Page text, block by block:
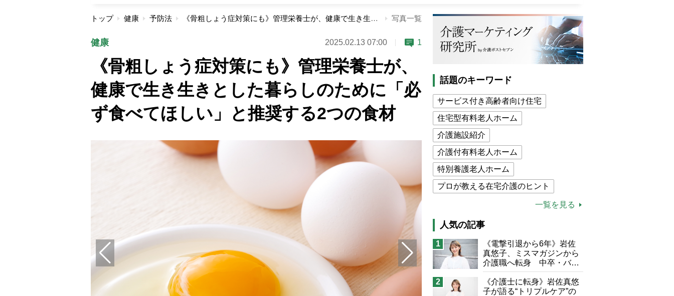
トップ 健康 予防法 《骨粗しょう症対策にも》管理栄養士が、健康で生き生きとした暮らしのために「必ず食べてほしい」と推奨する2つの食材 写真一覧
健康 2025.02.13 07:00 1
《骨粗しょう症対策にも》管理栄養士が、
健康で生き生きとした暮らしのために「必
ず食べてほしい」と推奨する2つの食材
話題のキーワード
サービス付き高齢者向け住宅
住宅型有料老人ホーム
介護施設紹介
介護付有料老人ホーム
特別養護老人ホーム
プロが教える在宅介護のヒント
介護食
高木ブー
ケアマネジャー
猫が母になつきません
息子の遠距離介護サバイバル術
兄がボケました
便利なサービス
予防法
一覧を見る
人気の記事
1
《電撃引退から6年》岩佐
真悠子、ミスマガジンから
介護職へ転身 中卒・バイ
ト経験ゼロの彼女が見つけ
た“居場所”「社会の役に立
ちながら自分らしくいられ
2
《介護士に転身》岩佐真悠
子が語る“トリプルケア”の